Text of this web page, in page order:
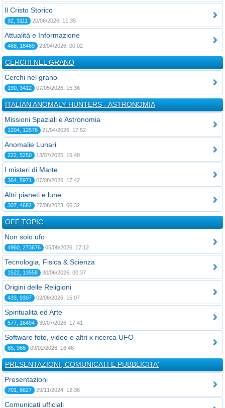
Il Cristo Storico
92, 3111 20/06/2026, 11:35
Attualità e Informazione
468, 18469 23/04/2026, 00:02
CERCHI NEL GRANO
Cerchi nel grano
190, 3412 07/05/2026, 15:36
ITALIAN ANOMALY HUNTERS - ASTRONOMIA
Missioni Spaziali e Astronomia
1204, 12578 21/04/2026, 17:52
Anomalie Lunari
222, 5250 13/07/2025, 15:48
I misteri di Marte
364, 5971 07/08/2026, 17:42
Altri pianeti e lune
307, 4682 27/08/2023, 06:32
OFF TOPIC
Non solo ufo
4960, 273676 05/08/2026, 17:12
Tecnologia, Fisica & Scienza
1522, 13558 30/06/2026, 00:37
Origini delle Religioni
433, 9307 02/08/2026, 15:07
Spiritualità ed Arte
577, 16494 30/07/2026, 17:41
Software foto, video e altri x ricerca UFO
85, 966 09/02/2026, 16:46
PRESENTAZIONI, COMUNICATI E PUBBLICITA'
Presentazioni
701, 8627 29/11/2024, 12:36
Comunicati ufficiali